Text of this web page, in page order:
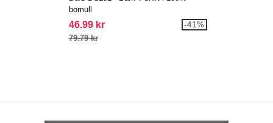
bomull
46.99 kr
79.79 kr
-41%